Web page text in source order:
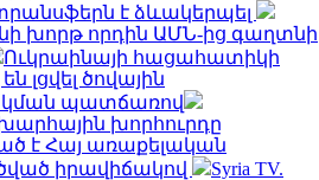
է ձևակերպել
խորթ որդին ԱՄՆ-ից գաղտնի
Ուկրաինայի հացահատիկի
լցվել ծովային
պատճառով
խորհուրդը
է Հայ առաքելական
իրավիճակով
Syria TV.